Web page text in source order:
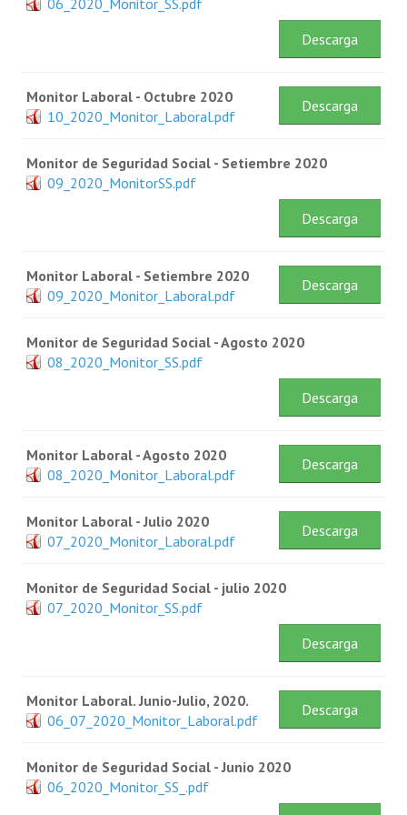
NOTICIAS
INVESTIGACIONES
06_2020_Monitor_SS.pdf
Descarga
Monitor Laboral - Octubre 2020
10_2020_Monitor_Laboral.pdf
Descarga
Monitor de Seguridad Social - Setiembre 2020
09_2020_MonitorSS.pdf
Descarga
Monitor Laboral - Setiembre 2020
09_2020_Monitor_Laboral.pdf
Descarga
Monitor de Seguridad Social - Agosto 2020
08_2020_Monitor_SS.pdf
Descarga
Monitor Laboral - Agosto 2020
08_2020_Monitor_Laboral.pdf
Descarga
Monitor Laboral - Julio 2020
07_2020_Monitor_Laboral.pdf
Descarga
Monitor de Seguridad Social - julio 2020
07_2020_Monitor_SS.pdf
Descarga
Monitor Laboral. Junio-Julio, 2020.
06_07_2020_Monitor_Laboral.pdf
Descarga
Monitor de Seguridad Social - Junio 2020
06_2020_Monitor_SS_.pdf